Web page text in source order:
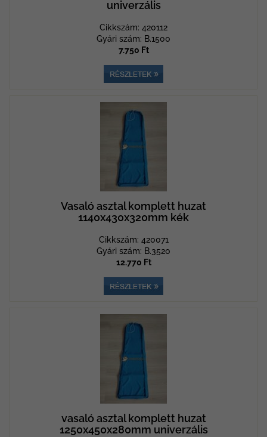
univerzális
Cikkszám: 420112
Gyári szám: B.1500
7.750 Ft
Vasaló asztal komplett huzat
1140x430x320mm kék
Cikkszám: 420071
Gyári szám: B.3520
12.770 Ft
vasaló asztal komplett huzat
1250x450x280mm univerzális